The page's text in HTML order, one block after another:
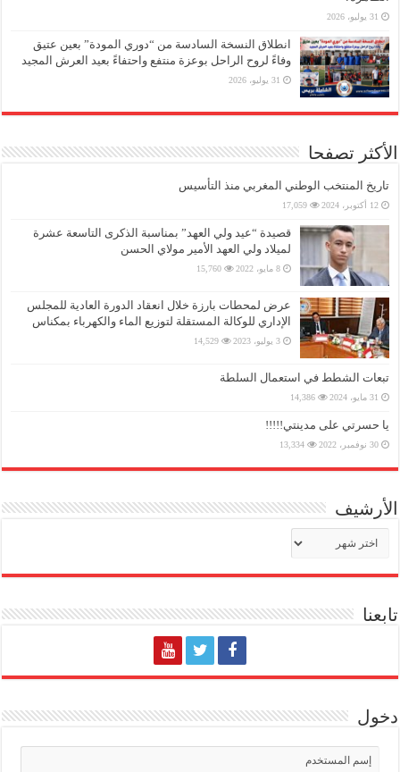
31 يوليو، 2026
انطلاق النسخة السادسة من “دوري المودة” بعين عتيق
وفاءً لروح الراحل بوعزة منتفع واحتفاءً بعيد العرش المجيد
31 يوليو، 2026
الأكثر تصفحا
تاريخ المنتخب الوطني المغربي منذ التأسيس
12 أكتوبر، 2024 17,059
قصيدة “عيد ولي العهد” بمناسبة الذكرى التاسعة عشرة
لميلاد ولي العهد الأمير مولاي الحسن
8 مايو، 2022 15,760
عرض لمحطات بارزة خلال انعقاد الدورة العادية للمجلس
الإداري للوكالة المستقلة لتوزيع الماء والكهرباء بمكناس
3 يوليو، 2023 14,529
تبعات الشطط في استعمال السلطة
31 مايو، 2024 14,386
يا حسرتي على مدينتي!!!!!
30 نوفمبر، 2022 13,334
الأرشيف
تابعنا
دخول